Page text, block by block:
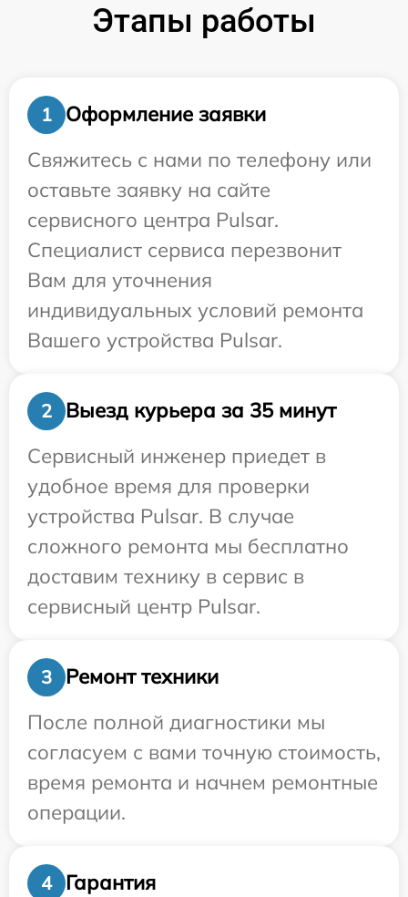
Этапы работы
1
Оформление заявки
Свяжитесь с нами по телефону или
оставьте заявку на сайте
сервисного центра Pulsar.
Специалист сервиса перезвонит
Вам для уточнения
индивидуальных условий ремонта
Вашего устройства Pulsar.
2
Выезд курьера за 35 минут
Сервисный инженер приедет в
удобное время для проверки
устройства Pulsar. В случае
сложного ремонта мы бесплатно
доставим технику в сервис в
сервисный центр Pulsar.
3
Ремонт техники
После полной диагностики мы
согласуем с вами точную стоимость,
время ремонта и начнем ремонтные
операции.
4 Гарантия